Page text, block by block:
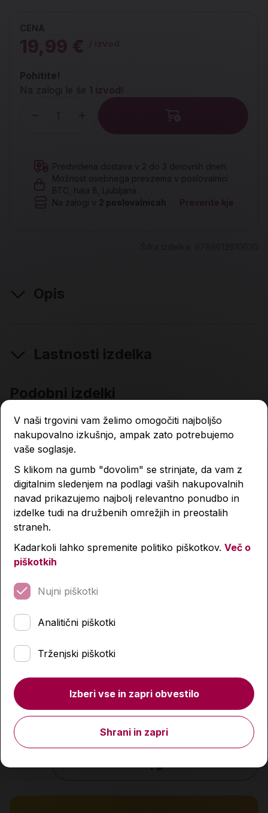
CENA
19,99 €
Pohitite!
Na zalogi le še 1 izvod !
Predvidena dostava v 2 do 3 delovnih dneh.
Možnost osebnega prevzema v poslovalnici
BTC, hala 8, Ljubljana
Na zalogi v 2 poslovalnicah Preverite kje
Opis
Lastnosti izdelka
Podobni izdelki
Prvi album
12,99 €
Količina
V naši trgovini vam želimo omogočiti najboljšo
nakupovalno izkušnjo, ampak zato potrebujemo
vaše soglasje.
S klikom na gumb "dovolim" se strinjate, da vam z
digitalnim sledenjem na podlagi vaših nakupovalnih
navad prikazujemo najbolj relevantno ponudbo in
izdelke tudi na družbenih omrežjih in preostalih
straneh.
Kadarkoli lahko spremenite politiko piškotkov. Več o
piškotkih
Nujni piškotki
Analitični piškotki
Trženjski piškotki
Izberi vse in zapri obvestilo
Shrani in zapri